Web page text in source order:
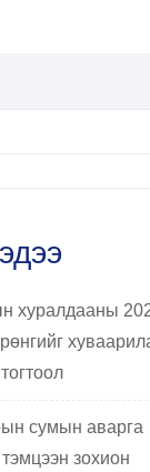
хуралдааны
сумын аварга
зохион